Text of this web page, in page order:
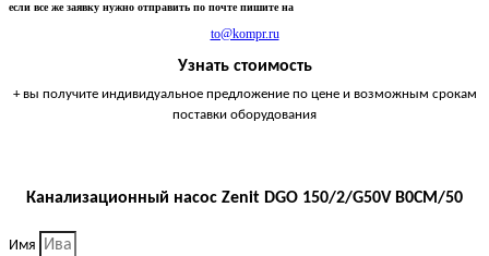
если все же заявку нужно отправить по почте пишите на
to@kompr.ru
Узнать стоимость
+ вы получите индивидуальное предложение по цене и возможным срокам
поставки оборудования
Канализационный насос Zenit DGO 150/2/G50V B0CM/50
Имя